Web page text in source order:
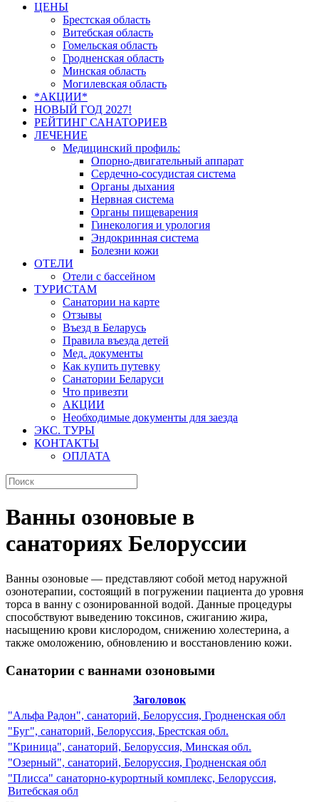
ЦЕНЫ
Брестская область
Витебская область
Гомельская область
Гродненская область
Минская область
Могилевская область
*АКЦИИ*
НОВЫЙ ГОД 2027!
РЕЙТИНГ САНАТОРИЕВ
ЛЕЧЕНИЕ
Медицинский профиль:
Опорно-двигательный аппарат
Сердечно-сосудистая система
Органы дыхания
Нервная система
Органы пищеварения
Гинекология и урология
Эндокринная система
Болезни кожи
ОТЕЛИ
Отели с бассейном
ТУРИСТАМ
Санатории на карте
Отзывы
Въезд в Беларусь
Правила въезда детей
Мед. документы
Как купить путевку
Санатории Беларуси
Что привезти
АКЦИИ
Необходимые документы для заезда
ЭКС. ТУРЫ
КОНТАКТЫ
ОПЛАТА
Ванны озоновые в
санаториях Белоруссии
Ванны озоновые — представляют собой метод наружной
озонотерапии, состоящий в погружении пациента до уровня
торса в ванну с озонированной водой. Данные процедуры
способствуют выведению токсинов, сжиганию жира,
насыщению крови кислородом, снижению холестерина, а
также омоложению, обновлению и восстановлению кожи.
Санатории с ваннами озоновыми
Заголовок
"Альфа Радон", санаторий, Белоруссия, Гродненская обл
"Буг", санаторий, Белоруссия, Брестская обл.
"Криница", санаторий, Белоруссия, Минская обл.
"Озерный", санаторий, Белоруссия, Гродненская обл
"Плисса" санаторно-курортный комплекс, Белоруссия,
Витебская обл